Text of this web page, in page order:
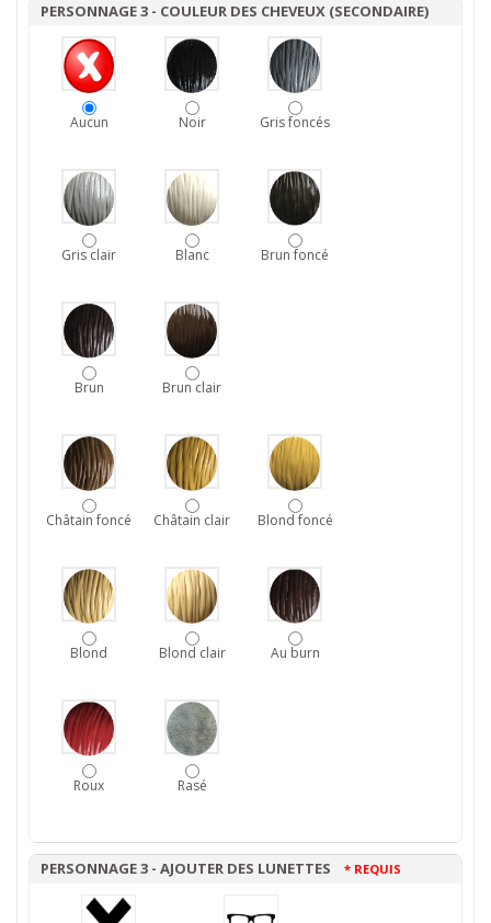
PERSONNAGE 3 - COULEUR DES CHEVEUX (SECONDAIRE)
Aucun Noir Gris foncés
Gris clair Blanc Brun foncé
Brun Brun clair
Châtain foncé Châtain clair Blond foncé
Blond Blond clair Au burn
Roux Rasé
PERSONNAGE 3 - AJOUTER DES LUNETTES * REQUIS